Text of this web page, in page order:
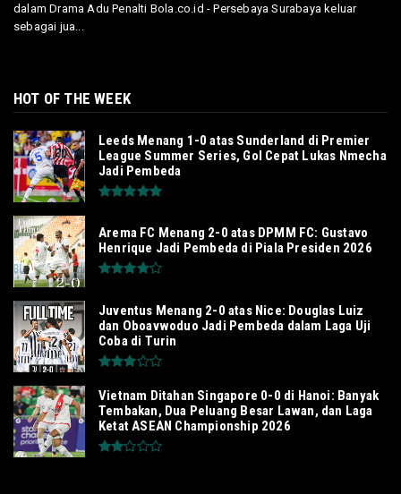
dalam Drama Adu Penalti Bola.co.id - Persebaya Surabaya keluar
sebagai jua...
HOT OF THE WEEK
Leeds Menang 1-0 atas Sunderland di Premier
League Summer Series, Gol Cepat Lukas Nmecha
Jadi Pembeda
Arema FC Menang 2-0 atas DPMM FC: Gustavo
Henrique Jadi Pembeda di Piala Presiden 2026
Juventus Menang 2-0 atas Nice: Douglas Luiz
dan Oboavwoduo Jadi Pembeda dalam Laga Uji
Coba di Turin
Vietnam Ditahan Singapore 0-0 di Hanoi: Banyak
Tembakan, Dua Peluang Besar Lawan, dan Laga
Ketat ASEAN Championship 2026